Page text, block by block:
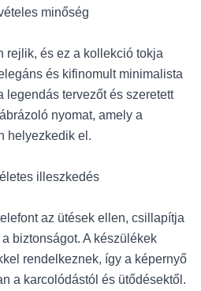
minőség
rejlik, és ez a kollekció tokja
és kifinomult minimalista
legendás tervezőt és szeretett
nyomat, amely a
helyezkedik el.
illeszkedés
az ütések ellen, csillapítja
biztonságot. A készülékek
rendelkeznek, így a képernyő
a karcolódástól és ütődésektől.